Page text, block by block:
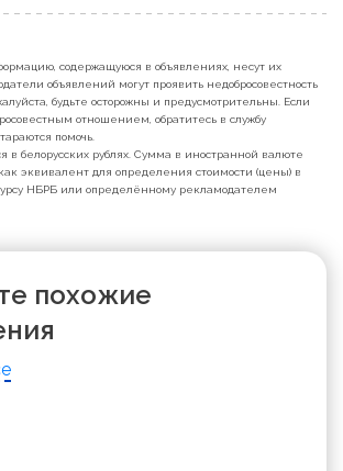
содержащуюся в объявлениях, несут их
объявлений могут проявить недобросовестность
будьте осторожны и предусмотрительны. Если
отношением, обратитесь в службу
помочь.
в белорусских рублях. Сумма в иностранной валюте
как эквивалент для определения стоимости (цены) в
НБРБ или определённому рекламодателем
похожие